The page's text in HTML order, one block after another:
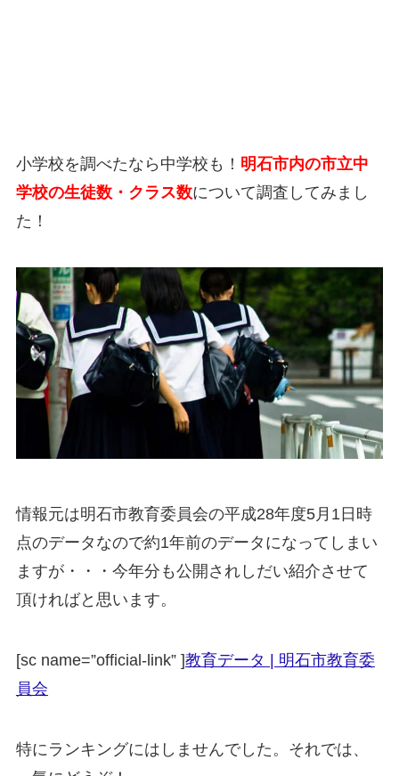
小学校を調べたなら中学校も！ 明石市内の市立中
学校の生徒数・クラス数について調査してみまし
た！
情報元は明石市教育委員会の平成28年度5月1日時
点のデータなので約1年前のデータになってしまい
ますが・・・今年分も公開されしだい紹介させて
頂ければと思います。
[sc name=”official-link” ]教育データ | 明石市教育委
員会
特にランキングにはしませんでした。それでは、